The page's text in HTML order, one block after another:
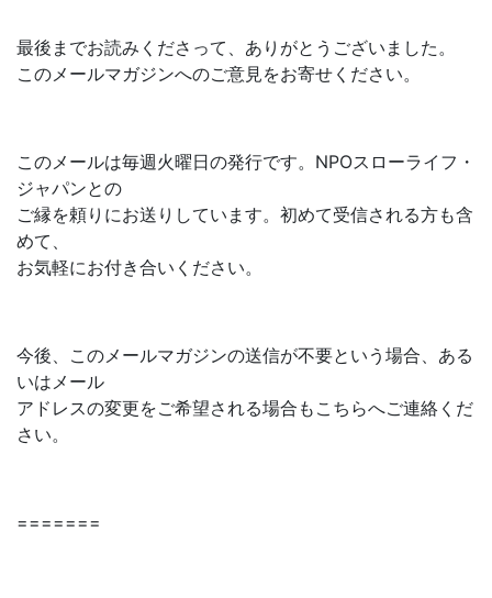
最後までお読みくださって、ありがとうございました。
このメールマガジンへのご意見をお寄せください。
このメールは毎週火曜日の発行です。NPOスローライフ・
ジャパンとの
ご縁を頼りにお送りしています。初めて受信される方も含
めて、
お気軽にお付き合いください。
今後、このメールマガジンの送信が不要という場合、ある
いはメール
アドレスの変更をご希望される場合もこちらへご連絡くだ
さい。
=======